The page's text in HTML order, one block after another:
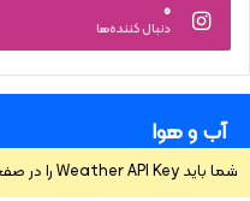
۰
دنبال کننده‌ها
آب و هوا
شما باید Weather API Key را در صفحه تنظیمات قالب > ادغام تنظیم کنید.